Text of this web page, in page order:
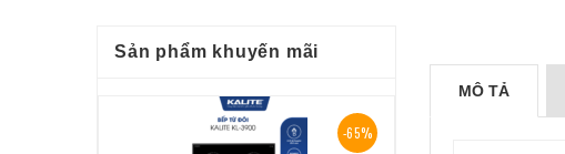
MÔ TẢ
Sản phẩm khuyến mãi
-65%